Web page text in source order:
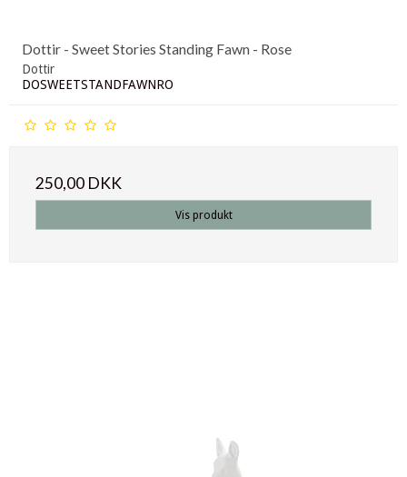
Dottir - Sweet Stories Standing Fawn - Rose
Dottir
DOSWEETSTANDFAWNRO
250,00 DKK
Vis produkt